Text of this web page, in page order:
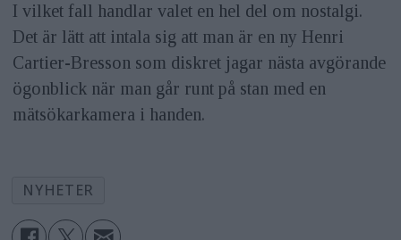
I vilket fall handlar valet en hel del om nostalgi.
Det är lätt att intala sig att man är en ny Henri
Cartier-Bresson som diskret jagar nästa avgörande
ögonblick när man går runt på stan med en
mätsökarkamera i handen.
NYHETER